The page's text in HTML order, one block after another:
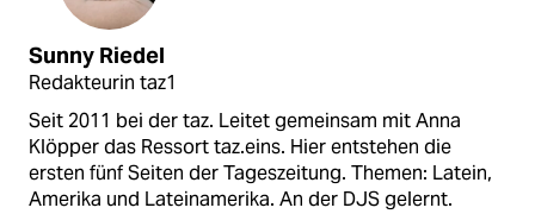
Sunny Riedel
Redakteurin taz1
Seit 2011 bei der taz. Leitet gemeinsam mit Anna
Klöpper das Ressort taz.eins. Hier entstehen die
ersten fünf Seiten der Tageszeitung. Themen: Latein,
Amerika und Lateinamerika. An der DJS gelernt.